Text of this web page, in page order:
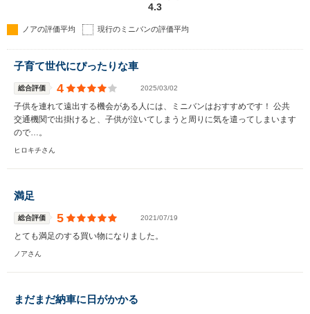
4.3
ノアの評価平均 現行のミニバンの評価平均
子育て世代にぴったりな車
総合評価 4 2025/03/02
子供を連れて遠出する機会がある人には、ミニバンはおすすめです！ 公共
交通機関で出掛けると、子供が泣いてしまうと周りに気を遣ってしまいます
ので…。
ヒロキチさん
満足
総合評価 5 2021/07/19
とても満足のする買い物になりました。
ノアさん
まだまだ納車に日がかかる